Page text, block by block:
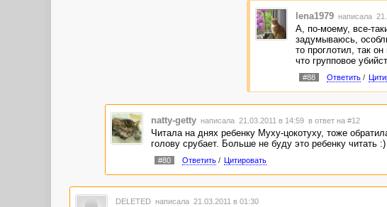
lena1979 написала
А, по-моему, все-
задумываюсь,
то проглотил, так
что групповое
#88 Ответить/
natty-getty написала 21.03.2011 в 14:59 в ответ на #12
Читала на днях ребенку Муху-цокотуху, тоже
голову срубает. Больше не буду это ребенку читать :)
#80 Ответить/ Цитировать
DELETED написала 21.03.2011 в 01:30